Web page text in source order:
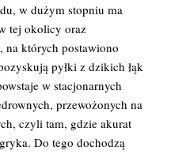
w dużym stopniu ma
tej okolicy oraz
na których postawiono
pyłki z dzikich łąk
w stacjonarnych
przewożonych na
czyli tam, gdzie akurat
Do tego dochodzą